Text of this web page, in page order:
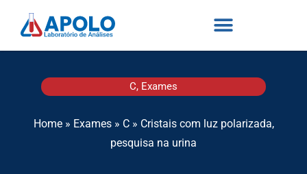
C, Exames
Home» Exames» C» Cristais com luz polarizada,
pesquisa na urina